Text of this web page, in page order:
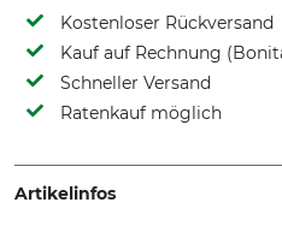
Kostenloser Rückversand
Kauf auf Rechnung
Schneller Versand
Ratenkauf möglich
Artikelinfos